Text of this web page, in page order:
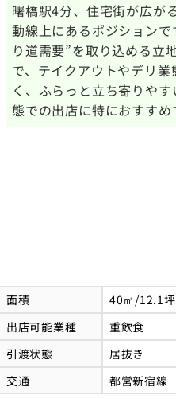
曙橋駅4分、住宅街が広が
動線上にあるポジション
り道需要”を取り込める立
で、テイクアウトやデリ
く、ふらっと立ち寄りや
態での出店に特におすす
面積
40㎡/12.1坪
出店可能業種
重飲食
引渡状態
居抜き
交通 都営新宿線